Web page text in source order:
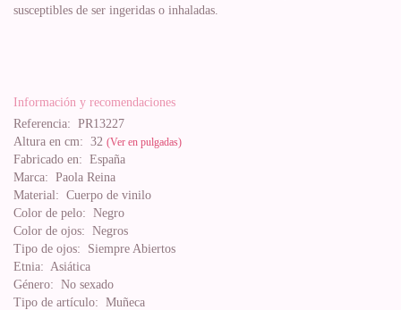
susceptibles de ser ingeridas o inhaladas.
Información y recomendaciones
Referencia: PR13227
Altura en cm: 32 (Ver en pulgadas)
Fabricado en: España
Marca: Paola Reina
Material: Cuerpo de vinilo
Color de pelo: Negro
Color de ojos: Negros
Tipo de ojos: Siempre Abiertos
Etnia: Asiática
Género: No sexado
Tipo de artículo: Muñeca